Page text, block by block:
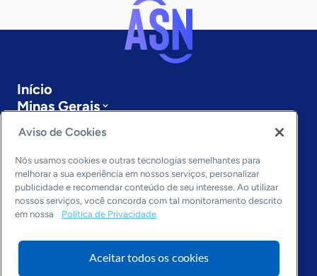
Início
Minas Gerais
Últimas notícias
Entre em contato
Editorias
Economia & Política
Inovação & Tecnologia
Arquivo
Aviso de Cookies
Nós usamos cookies e outras tecnologias semelhantes para
melhorar a sua experiência em nossos serviços, personalizar
publicidade e recomendar conteúdo de seu interesse. Ao utilizar
nossos serviços, você concorda com tal monitoramento descrito
em nossa
Política de Privacidade
Aceitar todos os cookies